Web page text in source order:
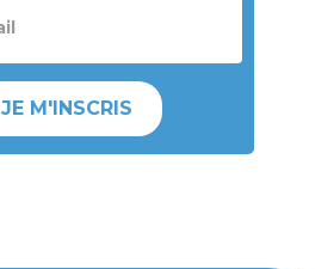
JE M'INSCRIS